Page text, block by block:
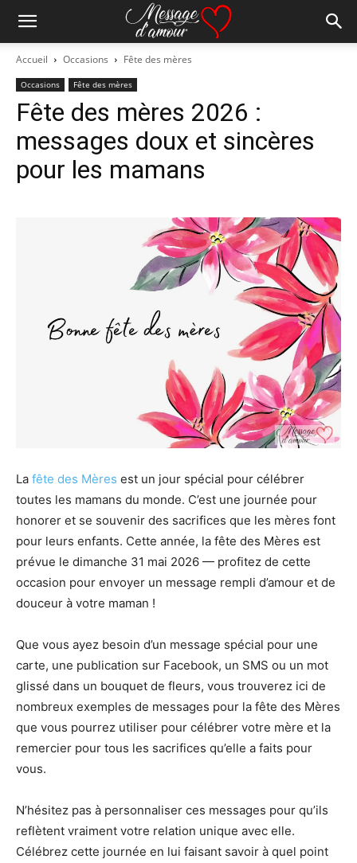
Accueil Occasions Fête des mères
Occasions Fête des mères
Fête des mères 2026 :
messages doux et sincères
pour les mamans
La fête des Mères est un jour spécial pour célébrer
toutes les mamans du monde. C’est une journée pour
honorer et se souvenir des sacrifices que les mères font
pour leurs enfants. Cette année, la fête des Mères est
prévue le dimanche 31 mai 2026 — profitez de cette
occasion pour envoyer un message rempli d’amour et de
douceur à votre maman !
Que vous ayez besoin d’un message spécial pour une
carte, une publication sur Facebook, un SMS ou un mot
glissé dans un bouquet de fleurs, vous trouverez ici de
nombreux exemples de messages pour la fête des Mères
que vous pourrez utiliser pour célébrer votre mère et la
remercier pour tous les sacrifices qu’elle a faits pour
vous.
N’hésitez pas à personnaliser ces messages pour qu’ils
reflètent vraiment votre relation unique avec elle.
Célébrez cette journée en lui faisant savoir à quel point